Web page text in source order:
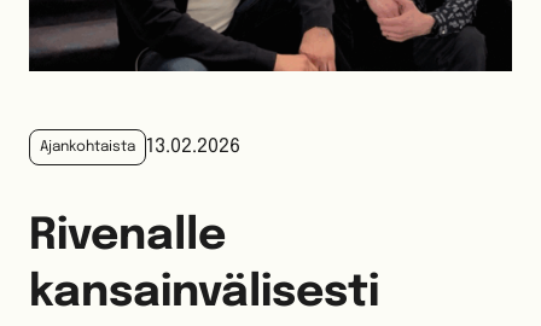
Ajankohtaista 13.02.2026
Rivenalle
kansainvälisesti